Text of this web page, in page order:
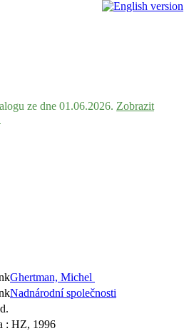
ze dne 01.06.2026. Zobrazit
Ghertman, Michel
Nadnárodní společnosti
: HZ, 1996